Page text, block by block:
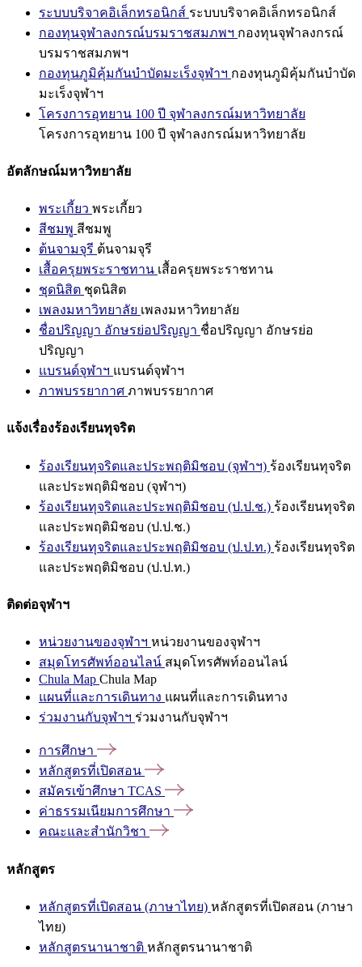
ระบบบริจาคอิเล็กทรอนิกส์ ระบบบริจาคอิเล็กทรอนิกส์
กองทุนจุฬาลงกรณ์บรมราชสมภพฯ กองทุนจุฬาลงกรณ์
บรมราชสมภพฯ
กองทุนภูมิคุ้มกันบำบัดมะเร็งจุฬาฯ กองทุนภูมิคุ้มกันบำบัด
มะเร็งจุฬาฯ
โครงการอุทยาน 100 ปี จุฬาลงกรณ์มหาวิทยาลัย
โครงการอุทยาน 100 ปี จุฬาลงกรณ์มหาวิทยาลัย
อัตลักษณ์มหาวิทยาลัย
พระเกี้ยว พระเกี้ยว
สีชมพู สีชมพู
ต้นจามจุรี ต้นจามจุรี
เสื้อครุยพระราชทาน เสื้อครุยพระราชทาน
ชุดนิสิต ชุดนิสิต
เพลงมหาวิทยาลัย เพลงมหาวิทยาลัย
ชื่อปริญญา อักษรย่อปริญญา ชื่อปริญญา อักษรย่อ
ปริญญา
แบรนด์จุฬาฯ แบรนด์จุฬาฯ
ภาพบรรยากาศ ภาพบรรยากาศ
แจ้งเรื่องร้องเรียนทุจริต
ร้องเรียนทุจริตและประพฤติมิชอบ (จุฬาฯ) ร้องเรียนทุจริต
และประพฤติมิชอบ (จุฬาฯ)
ร้องเรียนทุจริตและประพฤติมิชอบ (ป.ป.ช.) ร้องเรียนทุจริต
และประพฤติมิชอบ (ป.ป.ช.)
ร้องเรียนทุจริตและประพฤติมิชอบ (ป.ป.ท.) ร้องเรียนทุจริต
และประพฤติมิชอบ (ป.ป.ท.)
ติดต่อจุฬาฯ
หน่วยงานของจุฬาฯ หน่วยงานของจุฬาฯ
สมุดโทรศัพท์ออนไลน์ สมุดโทรศัพท์ออนไลน์
Chula Map Chula Map
แผนที่และการเดินทาง แผนที่และการเดินทาง
ร่วมงานกับจุฬาฯ ร่วมงานกับจุฬาฯ
การศึกษา
หลักสูตรที่เปิดสอน
สมัครเข้าศึกษา TCAS
ค่าธรรมเนียมการศึกษา
คณะและสำนักวิชา
หลักสูตร
หลักสูตรที่เปิดสอน (ภาษาไทย) หลักสูตรที่เปิดสอน (ภาษา
ไทย)
หลักสูตรนานาชาติ หลักสูตรนานาชาติ